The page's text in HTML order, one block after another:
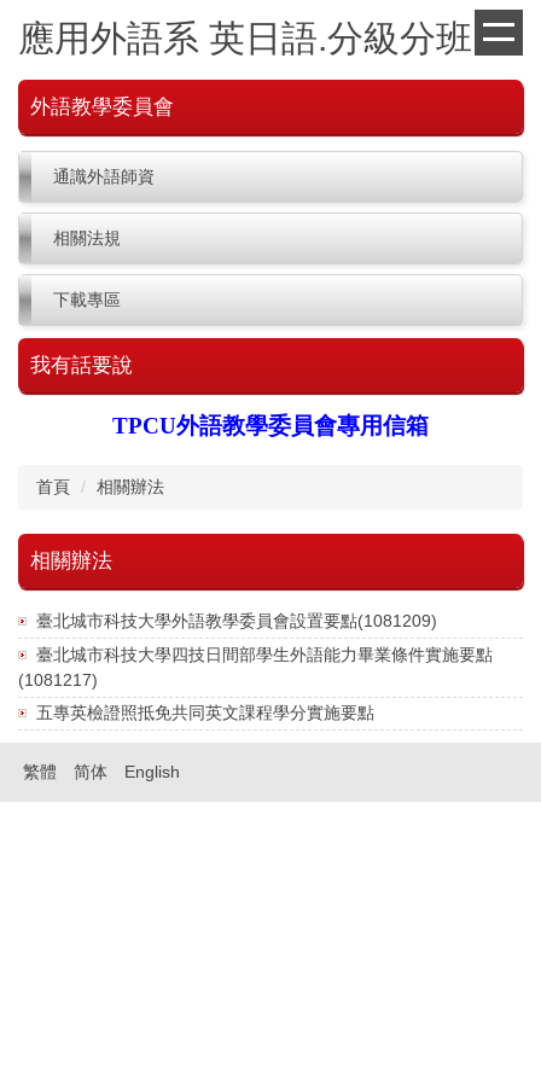
到
容
區
應用外語系 英日語.分級分班
外語教學委員會
通識外語師資
相關法規
下載專區
我有話要說
TPCU外語教學委員會專用信箱
首頁 相關辦法
相關辦法
臺北城市科技大學外語教學委員會設置要點(1081209)
臺北城市科技大學四技日間部學生外語能力畢業條件實施要點
(1081217)
五專英檢證照抵免共同英文課程學分實施要點
繁體 简体 English